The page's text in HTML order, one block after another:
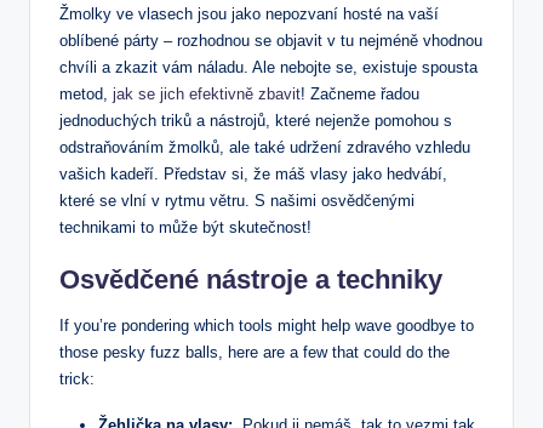
Žmolky ve vlasech jsou ‌jako ⁢nepozvaní‍ hosté na ‌vaší
⁣oblíbené párty⁢ – rozhodnou se objavit ‍v tu nejméně vhodnou
chvíli a zkazit vám⁢ náladu. Ale nebojte ‌se, ⁢existuje spousta
metod, jak se jich efektivně zbavit! Začneme ​řadou
jednoduchých triků a nástrojů, které​ nejenže pomohou ‍s
odstraňováním žmolků, ale​ také‌ udržení zdravého vzhledu
vašich​ kadeří. Představ⁤ si, že máš vlasy jako hedvábí,
které se ⁣vlní v rytmu větru. ⁤S našimi ‌osvědčenými
technikami to může být skutečnost!
Osvědčené nástroje​ a‍ techniky
If you’re pondering which tools might help wave ‌goodbye to
those pesky ​fuzz balls,⁢ here are⁢ a few that could ​do the
trick: